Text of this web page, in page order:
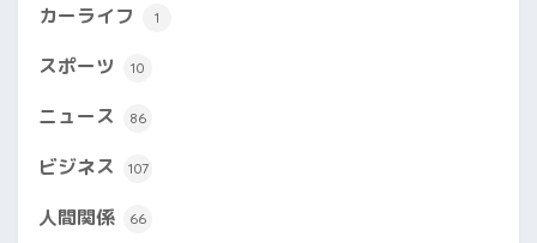
カーライフ 1
スポーツ 10
ニュース 86
ビジネス 107
人間関係 66